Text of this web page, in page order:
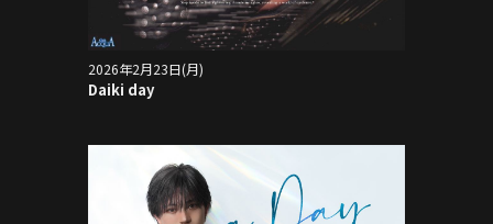
2026年2月23日(月)
Daiki day